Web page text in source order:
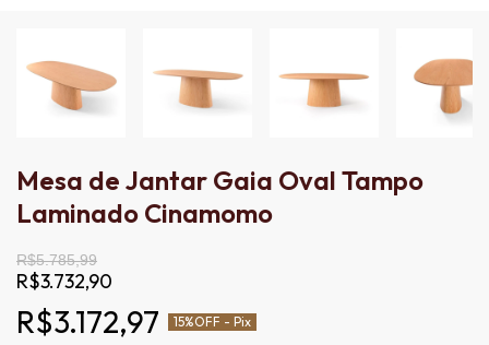
Mesa de Jantar Gaia Oval Tampo
Laminado Cinamomo
R$5.785,99
R$3.732,90
R$3.172,97 15%OFF - Pix